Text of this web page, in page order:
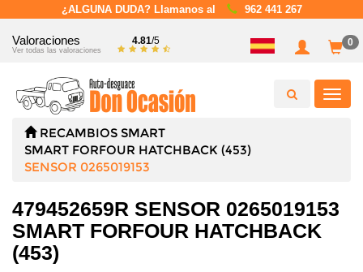
¿ALGUNA DUDA? Llamanos al 962 441 267
Valoraciones
Ver todas las valoraciones
4.81/5 0
RECAMBIOS SMART
SMART FORFOUR HATCHBACK (453)
SENSOR 0265019153
479452659R SENSOR 0265019153
SMART FORFOUR HATCHBACK
(453)